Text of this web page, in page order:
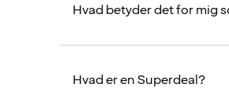
Hvad betyder det for mig
Hvad er en Superdeal?